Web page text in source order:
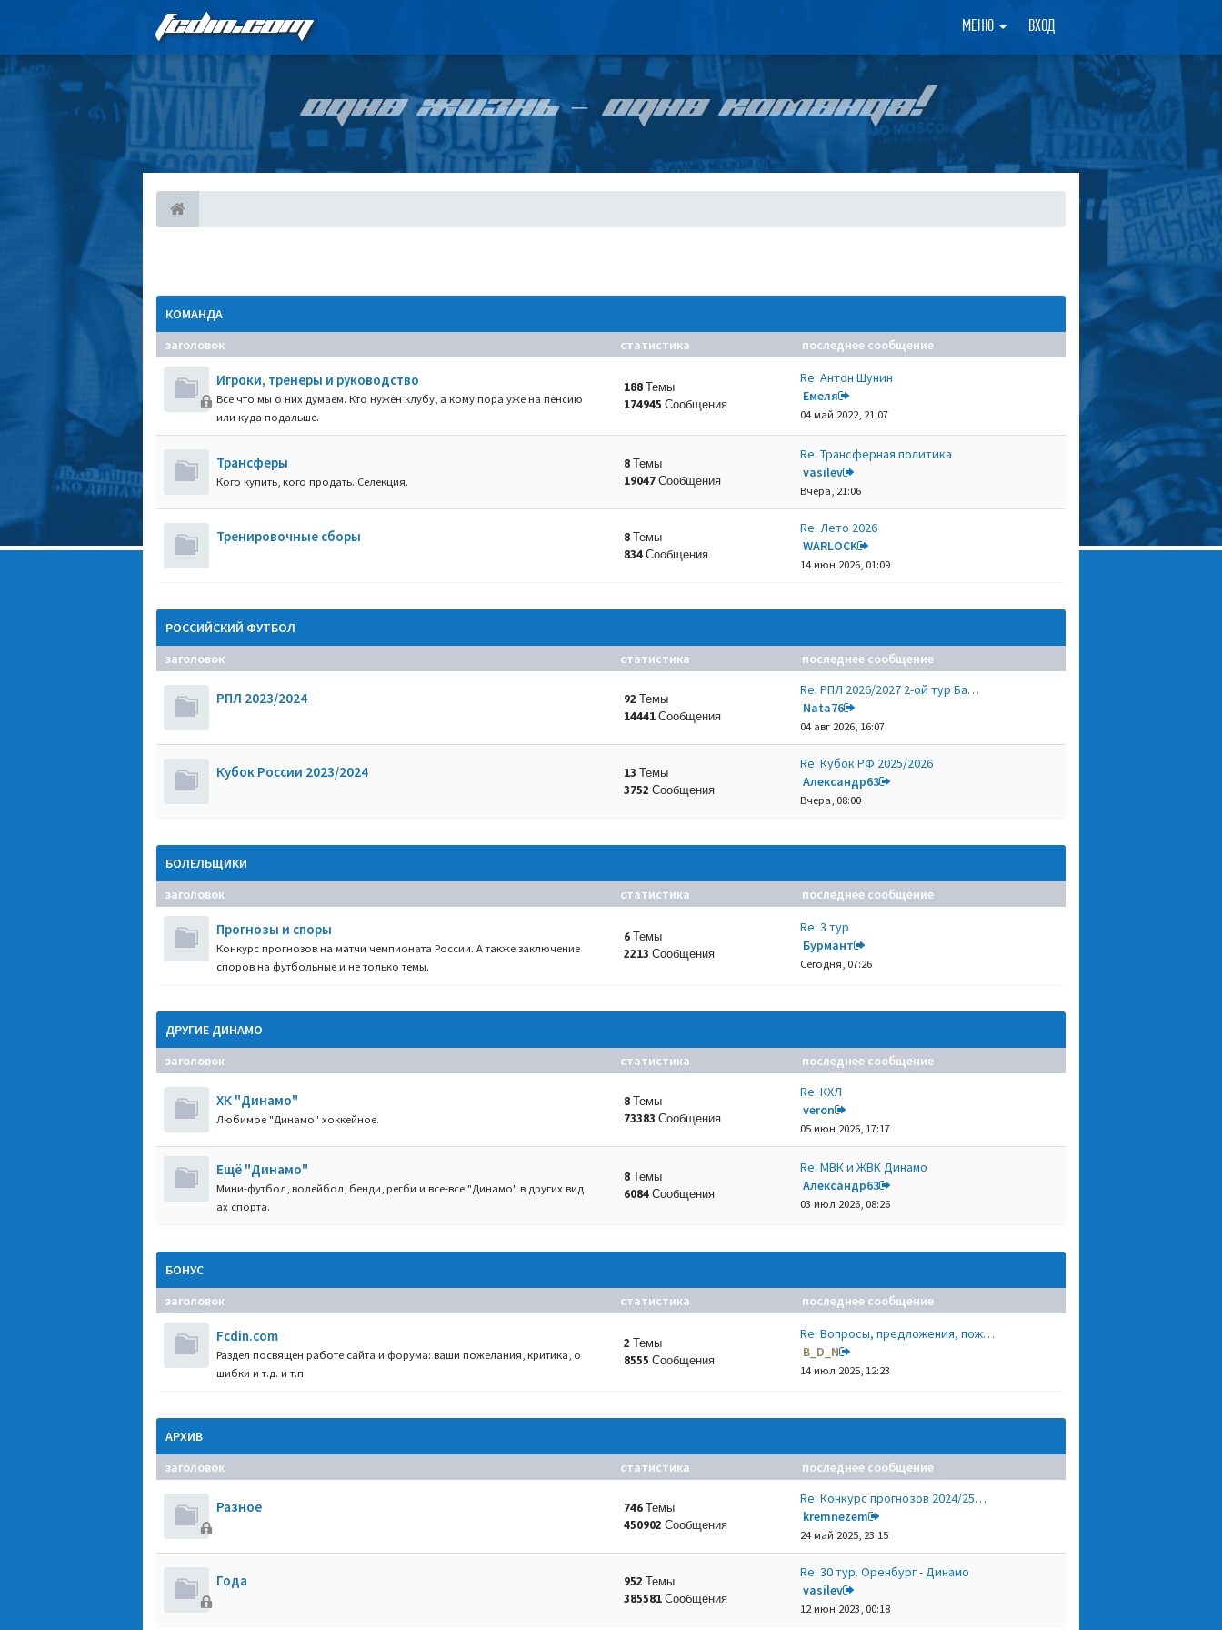
FCDIN.COM МЕНЮ ВХОД ×
ОДНА ЖИЗНЬ – ОДНА КОМАНДА!
КОМАНДА
заголовок
статистика последнее сообщение
Игроки, тренеры и руководство
Все что мы о них думаем. Кто нужен клубу, а кому пора уже на пенсию
или куда подальше.
188 Темы
174945 Сообщения
Re: Антон Шунин
Емеля
04 май 2022, 21:07
Трансферы
Кого купить, кого продать. Селекция.
8 Темы
19047 Сообщения
Re: Трансферная политика
vasilev
Вчера, 21:06
Тренировочные сборы
8 Темы
834 Сообщения
Re: Лето 2026
WARLOCK
14 июн 2026, 01:09
РОССИЙСКИЙ ФУТБОЛ
заголовок
статистика последнее сообщение
РПЛ 2023/2024
92 Темы
14441 Сообщения
Re: РПЛ 2026/2027 2-ой тур Ба…
Nata76
04 авг 2026, 16:07
Кубок России 2023/2024
13 Темы
3752 Сообщения
Re: Кубок РФ 2025/2026
Александр63
Вчера, 08:00
БОЛЕЛЬЩИКИ
заголовок
статистика последнее сообщение
Прогнозы и споры
Конкурс прогнозов на матчи чемпионата России. А также заключение
споров на футбольные и не только темы.
6 Темы
2213 Сообщения
Re: 3 тур
Бурмант
Сегодня, 07:26
ДРУГИЕ ДИНАМО
заголовок
статистика последнее сообщение
ХК "Динамо"
Любимое "Динамо" хоккейное.
8 Темы
73383 Сообщения
Re: КХЛ
veron
05 июн 2026, 17:17
Ещё "Динамо"
Мини-футбол, волейбол, бенди, регби и все-все "Динамо" в других вид
ах спорта.
8 Темы
6084 Сообщения
Re: МВК и ЖВК Динамо
Александр63
03 июл 2026, 08:26
БОНУС
заголовок
статистика последнее сообщение
Fcdin.com
Раздел посвящен работе сайта и форума: ваши пожелания, критика, о
шибки и т.д. и т.п.
2 Темы
8555 Сообщения
Re: Вопросы, предложения, пож…
B_D_N
14 июл 2025, 12:23
АРХИВ
заголовок
статистика последнее сообщение
Разное
746 Темы
450902 Сообщения
Re: Конкурс прогнозов 2024/25…
kremnezem
24 май 2025, 23:15
Года
952 Темы
385581 Сообщения
Re: 30 тур. Оренбург - Динамо
vasilev
12 июн 2023, 00:18